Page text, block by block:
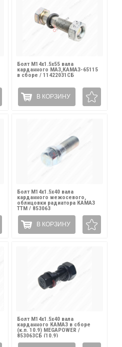
Болт М14х1.5х55 вала
карданного МАЗ,КАМАЗ-65115
в сборе / 11422031СБ
В КОРЗИНУ
Болт М14х1.5х40 вала
карданного межосевого,
облицовки радиатора КАМАЗ
ТТМ / 853063
В КОРЗИНУ
Болт М14х1.5х40 вала
карданного КАМАЗ в сборе
(к.п. 10.9) MEGAPOWER /
853063СБ (10.9)